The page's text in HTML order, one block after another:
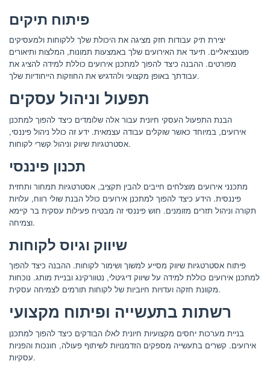
פיתוח תיקים
יצירת תיק עבודות חזק מציגה את היכולת שלך ללקוחות ולמעסיקים
פוטנציאליים. תיעד את האירועים שלך באמצעות תמונות, המלצות ותיאורים
מפורטים. ההבנה כיצד להפוך למתכנן אירועים כוללת למידה להציג את
עבודתך באופן מקצועי ולהדגיש את החוזקות הייחודיות שלך.
תפעול וניהול עסקים
הבנת התפעול העסקי חיונית עבור אלה שלומדים כיצד להפוך למתכנן
אירועים, במיוחד כאשר שוקלים עבודה עצמאית. ידע זה כולל ניהול פיננסי,
אסטרטגיות שיווק וניהול קשרי לקוחות.
תכנון פיננסי
מתכנני אירועים מוצלחים חייבים להבין תקציב, אסטרטגיות תמחור ותחזית
פיננסית. הידע כיצד להפוך למתכנן אירועים כולל הבנת שולי רווח, עלויות
תקורה וניהול תזרים מזומנים. חוש פיננסי זה מבטיח פעילות עסקית בר קיימא
וצמיחה.
שיווק וגיוס לקוחות
פיתוח אסטרטגיות שיווק מסייע למשוך ושימור לקוחות. ההבנה כיצד להפוך
למתכנן אירועים כוללת למידה על שיווק דיגיטלי, נטוורקינג ובניית מותג. נוכחות
מקוונת חזקה ועדויות חיוביות של לקוחות תורמים לצמיחה עסקית.
רשתות בתעשייה ופיתוח מקצועי
בניית מערכות יחסים מקצועיות חיונית לאלו הבודקים כיצד להפוך למתכנן
אירועים. קשרים בתעשייה מספקים הזדמנויות לשיתוף פעולה, חונכות והפניות
עסקיות.